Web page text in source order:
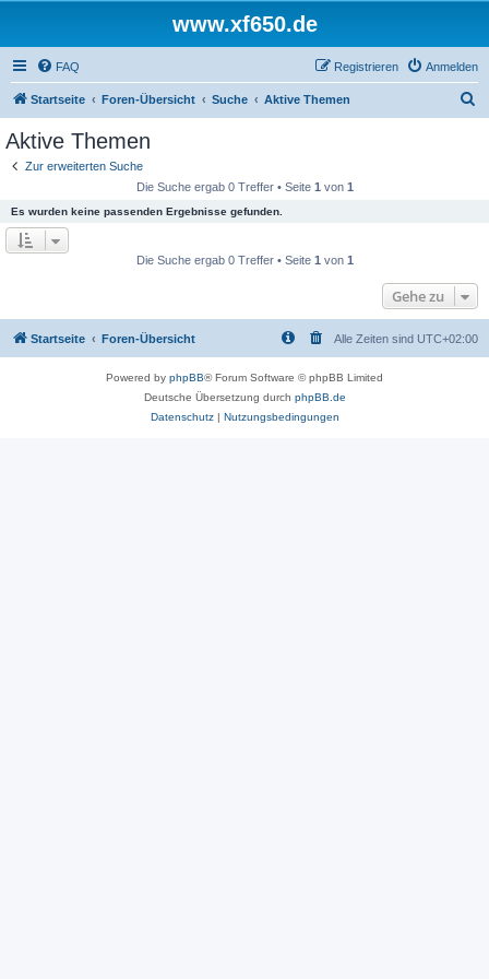
www.xf650.de
FAQ Anmelden
Registrieren
Startseite Foren-Übersicht Suche Aktive Themen
Aktive Themen
Zur erweiterten Suche
Die Suche ergab 0 Treffer • Seite 1 von 1
Es wurden keine passenden Ergebnisse gefunden.
Die Suche ergab 0 Treffer • Seite 1 von 1
Gehe zu
Startseite Foren-Übersicht Alle Zeiten sind UTC+02:00
Powered by phpBB® Forum Software © phpBB Limited
Deutsche Übersetzung durch phpBB.de
Datenschutz| Nutzungsbedingungen